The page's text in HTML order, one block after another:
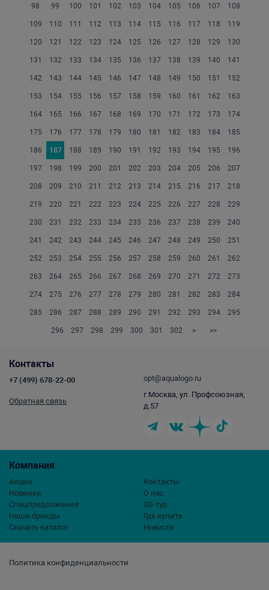
98 99 100 101 102 103 104 105 106 107 108
109 110 111 112 113 114 115 116 117 118 119
120 121 122 123 124 125 126 127 128 129 130
131 132 133 134 135 136 137 138 139 140 141
142 143 144 145 146 147 148 149 150 151 152
153 154 155 156 157 158 159 160 161 162 163
164 165 166 167 168 169 170 171 172 173 174
175 176 177 178 179 180 181 182 183 184 185
186 187 188 189 190 191 192 193 194 195 196
197 198 199 200 201 202 203 204 205 206 207
208 209 210 211 212 213 214 215 216 217 218
219 220 221 222 223 224 225 226 227 228 229
230 231 232 233 234 235 236 237 238 239 240
241 242 243 244 245 246 247 248 249 250 251
252 253 254 255 256 257 258 259 260 261 262
263 264 265 266 267 268 269 270 271 272 273
274 275 276 277 278 279 280 281 282 283 284
285 286 287 288 289 290 291 292 293 294 295
296 297 298 299 300 301 302 > >>
Политика конфиденциальности
Компания
Акции
Новинки
Спецпредложения
Наши бренды
Скачать каталог
Контакты
О нас
3D-тур
Где купить
Новости
Контакты
+7 (499) 678-22-00
Обратная связь
opt@aqualogo.ru
г.Москва, ул. Профсоюзная,
д.57